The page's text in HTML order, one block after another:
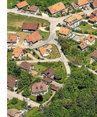
Eglise et fresques
Durabilité
Concept énergétique
Environnement